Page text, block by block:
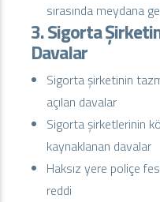
sırasında meydana
3. Sigorta
Davalar
Sigorta şirketinin
açılan davalar
Sigorta şirketlerinin
kaynaklanan davalar
Haksız yere poliçe
reddi